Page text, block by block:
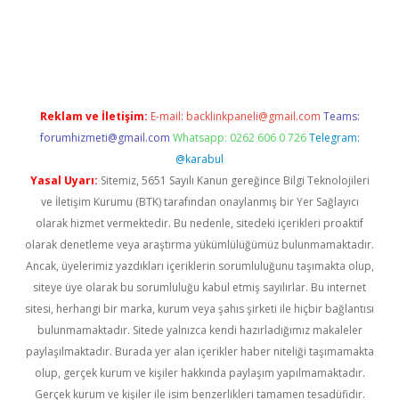
Reklam ve İletişim: E-mail: backlinkpaneli@gmail.com Teams:
forumhizmeti@gmail.com Whatsapp: 0262 606 0 726 Telegram:
@karabul
Yasal Uyarı: Sitemiz, 5651 Sayılı Kanun gereğince Bilgi Teknolojileri
ve İletişim Kurumu (BTK) tarafından onaylanmış bir Yer Sağlayıcı
olarak hizmet vermektedir. Bu nedenle, sitedeki içerikleri proaktif
olarak denetleme veya araştırma yükümlülüğümüz bulunmamaktadır.
Ancak, üyelerimiz yazdıkları içeriklerin sorumluluğunu taşımakta olup,
siteye üye olarak bu sorumluluğu kabul etmiş sayılırlar. Bu internet
sitesi, herhangi bir marka, kurum veya şahıs şirketi ile hiçbir bağlantısı
bulunmamaktadır. Sitede yalnızca kendi hazırladığımız makaleler
paylaşılmaktadır. Burada yer alan içerikler haber niteliği taşımamakta
olup, gerçek kurum ve kişiler hakkında paylaşım yapılmamaktadır.
Gerçek kurum ve kişiler ile isim benzerlikleri tamamen tesadüfidir.